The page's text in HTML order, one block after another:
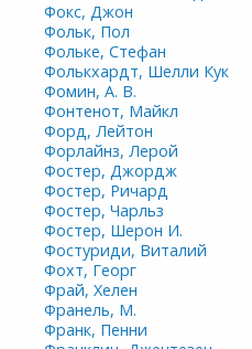
Фокс, Джон
Фольк, Пол
Фольке, Стефан
Фолькхардт, Шелли Кук
Фомин, А. В.
Фонтенот, Майкл
Форд, Лейтон
Форлайнз, Лерой
Фостер, Джордж
Фостер, Ричард
Фостер, Чарльз
Фостер, Шерон И.
Фостуриди, Виталий
Фохт, Георг
Фрай, Хелен
Франель, М.
Франк, Пенни